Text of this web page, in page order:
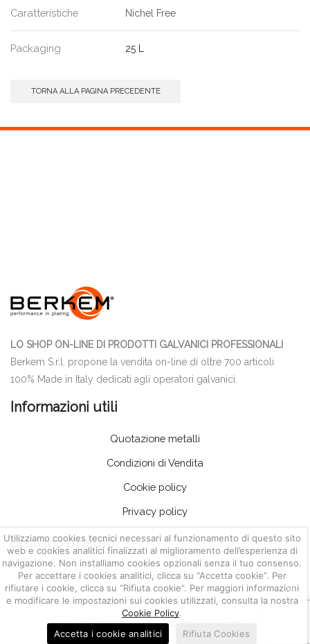
Utilizziamo cookies tecnici necessari al funzionamento di questo sito
web e cookies analitici finalizzati al miglioramento dell’esperienza di
navigazione. Non installiamo cookies opzionali senza il tuo consenso.
Per accettare i cookies analitici, clicca su “Accetta cookie”. Per
rifiutare i cookie, clicca su “Rifiuta cookie”. Per maggiori informazioni
e modificare le impostazioni sui cookies utilizzati, consulta la nostra
Cookie Policy.
Accetta i cookie analitici
Rifiuta Cookies
Caratteristiche Nichel Free
Packaging 25 L
TORNA ALLA PAGINA PRECEDENTE
LO SHOP ON-LINE DI PRODOTTI GALVANICI PROFESSIONALI
Berkem S.r.l. propone la vendita on-line di oltre 700 articoli
100% Made in Italy dedicati agli operatori galvanici.
Informazioni utili
Quotazione metalli
Condizioni di Vendita
Cookie policy
Privacy policy
Bisogno di aiuto?
Servizio clienti
Impostazione account
Gestione resi, segnalazioni e reclami